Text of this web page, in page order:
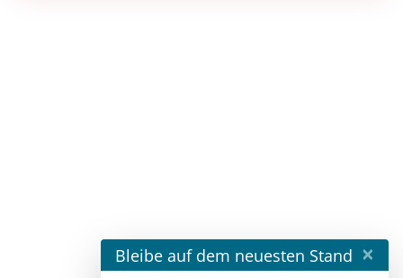
Bleibe auf dem neuesten Stand ×